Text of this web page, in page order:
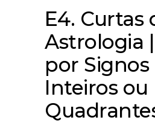
E4. Curtas
Astrologia
por Signos
Inteiros ou